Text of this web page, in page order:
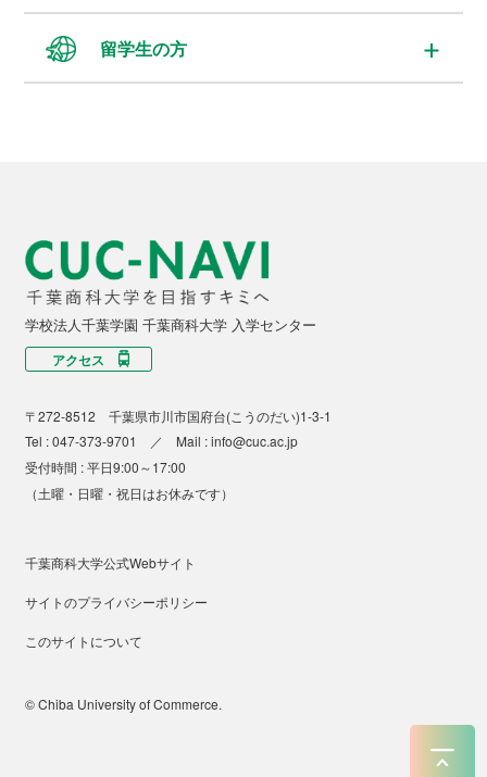
留学生の方
学校法人千葉学園 千葉商科大学 入学センター
アクセス
〒272-8512 千葉県市川市国府台(こうのだい)1-3-1
Tel :047-373-9701 ／ Mail :info@cuc.ac.jp
受付時間 : 平日9:00～17:00
（土曜・日曜・祝日はお休みです）
千葉商科大学公式Webサイト
サイトのプライバシーポリシー
このサイトについて
© Chiba University of Commerce.